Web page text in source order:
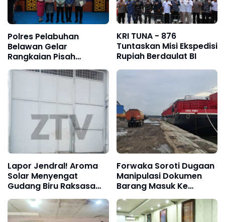
Polres Pelabuhan
Belawan Gelar
Rangkaian Pisah
Aditya S.P. Sembiring
Resmi Jabat Kapolres
Pelabuhan Belawan
KRI TUNA - 876
Tuntaskan Misi Ekspedisi
Rupiah Berdaulat BI
Lapor Jendral! Aroma
Solar Menyengat
Gudang Biru Raksasa
Tepi Laut Diduga Jadi
Markas “Siong Minyak”
Jalur Perairan dan
Forwaka Soroti Dugaan
Manipulasi Dokumen
Barang Masuk Ke
Belawan, Rugikan
Negara Ratusan Juta
Dan Minta Kajari Periksa